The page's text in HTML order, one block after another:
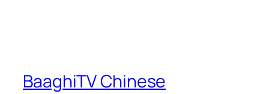
BaaghiTV Chinese